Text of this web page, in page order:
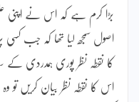
بڑا کرم ہے کہ اس نے اپنی
اصول سمجھ لیا تھا کہ جب کسی
کا نقطہ نظر پوری ہمدردی کے
اس کا نقطہ نظر بیان کریں تو